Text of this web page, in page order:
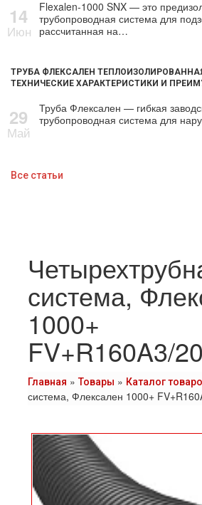
14
Июн
Flexalen-1000 SNX — это
трубопроводная система для
рассчитанная на…
ТРУБА ФЛЕКСАЛЕН
ТЕХНИЧЕСКИЕ ХАРАКТЕРИСТИКИ И
29
Май
Труба Флексален — гибкая
трубопроводная система для
Все статьи
система,
1000+
FV+R160A3/
Главная »Товары » Каталог
система, Флексален 1000+